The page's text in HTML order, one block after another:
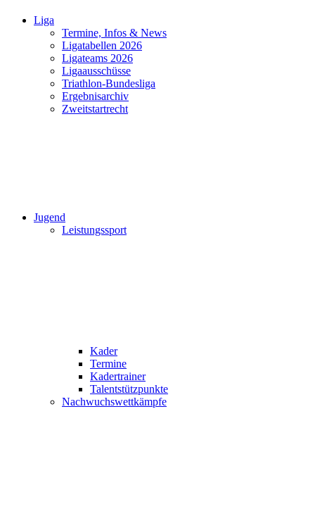
Liga
Termine, Infos & News
Ligatabellen 2026
Ligateams 2026
Ligaausschüsse
Triathlon-Bundesliga
Ergebnisarchiv
Zweitstartrecht
Jugend
Leistungssport
Kader
Termine
Kadertrainer
Talentstützpunkte
Nachwuchswettkämpfe